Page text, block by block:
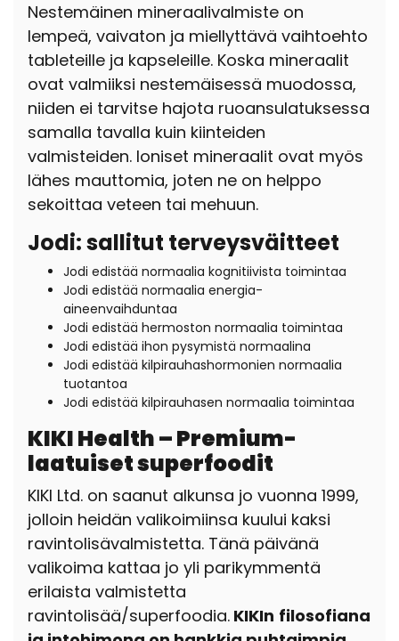
Nestemäinen mineraalivalmiste on
lempeä, vaivaton ja miellyttävä vaihtoehto
tableteille ja kapseleille. Koska mineraalit
ovat valmiiksi nestemäisessä muodossa,
niiden ei tarvitse hajota ruoansulatuksessa
samalla tavalla kuin kiinteiden
valmisteiden. Ioniset mineraalit ovat myös
lähes mauttomia, joten ne on helppo
sekoittaa veteen tai mehuun.
Jodi: sallitut terveysväitteet
Jodi edistää normaalia kognitiivista toimintaa
Jodi edistää normaalia energia-
aineenvaihduntaa
Jodi edistää hermoston normaalia toimintaa
Jodi edistää ihon pysymistä normaalina
Jodi edistää kilpirauhashormonien normaalia
tuotantoa
Jodi edistää kilpirauhasen normaalia toimintaa
KIKI Health – Premium-
laatuiset superfoodit
KIKI Ltd. on saanut alkunsa jo vuonna 1999,
jolloin heidän valikoimiinsa kuului kaksi
ravintolisävalmistetta. Tänä päivänä
valikoima kattaa jo yli parikymmentä
erilaista valmistetta
ravintolisää/superfoodia. KIKIn filosofiana